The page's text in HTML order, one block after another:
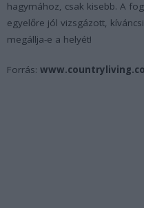
hagymához, csak kisebb. A
egyelőre jól vizsgázott,
megállja-e a helyét!
Forrás: